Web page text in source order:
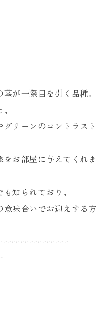
が一際目を引く品種。
リーンのコントラスト
お部屋に与えてくれま
知られており、
味合いでお迎えする方
ｰｰｰｰｰｰｰｰｰｰｰｰｰｰ